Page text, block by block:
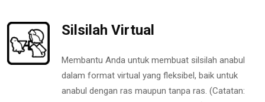
Silsilah Virtual
Membantu Anda untuk membuat silsilah anabul
dalam format virtual yang fleksibel, baik untuk
anabul dengan ras maupun tanpa ras. (Catatan: